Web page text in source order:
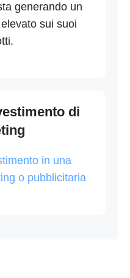
generando un
sui suoi
di
in una
o pubblicitaria